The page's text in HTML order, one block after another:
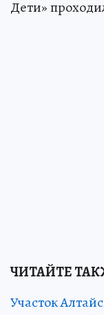
Дети»
ЧИТАЙТЕ
Участок